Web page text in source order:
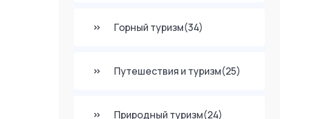
Горный туризм(34)
Путешествия и туризм(25)
Природный туризм(24)